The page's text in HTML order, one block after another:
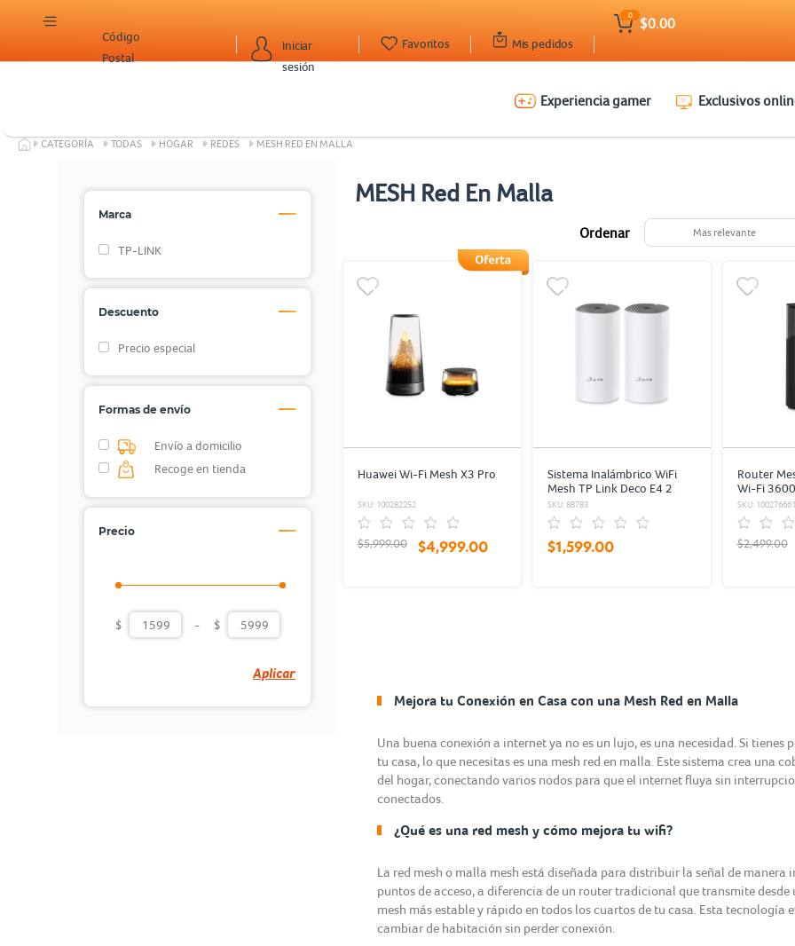
Iniciar
sesión
Código
Postal
Mis pedidos
Favoritos
0
$0.00
Experiencia gamer Exclusivos
CATEGORÍA TODAS HOGAR REDES MESH RED EN MALLA
Marca
TP-LINK
Descuento
Precio especial
Formas de envío
Envío a domicilio
Recoge en tienda
Precio
$ - $
Aplicar
MESH Red En Malla
Ordenar Mas relevante
Huawei Wi-Fi Mesh X3 Pro
SKU: 100282252
$5,999.00 $4,999.00
Sistema Inalámbrico WiFi
Mesh TP Link Deco E4 2
piezas
SKU: 88783
$1,599.00
Router
Wi-Fi
SKU: 100276661
$2,499.00
Mejora tu Conexión en Casa con una Mesh Red en Malla
Una buena conexión a internet ya no es un lujo, es una necesidad. Si tienes
tu casa, lo que necesitas es una mesh red en malla. Este sistema crea una
del hogar, conectando varios nodos para que el internet fluya sin
conectados.
¿Qué es una red mesh y cómo mejora tu wifi?
La red mesh o malla mesh está diseñada para distribuir la señal de manera
puntos de acceso, a diferencia de un router tradicional que transmite
mesh más estable y rápido en todos los cuartos de tu casa. Esta tecnología
cambiar de habitación sin perder conexión.